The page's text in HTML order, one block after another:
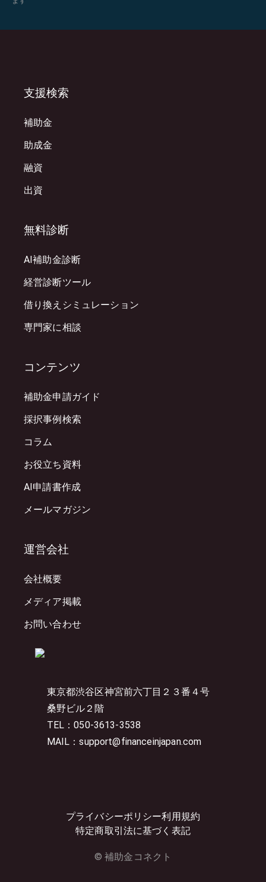
東京都渋谷区神宮前六丁目２３番４号
桑野ビル２階
TEL：050-3613-3538
MAIL：support@financeinjapan.com
プライバシーポリシー利用規約
特定商取引法に基づく表記
© 補助金コネクト
支援検索
補助金
助成金
融資
出資
無料診断
AI補助金診断
経営診断ツール
借り換えシミュレーション
専門家に相談
コンテンツ
補助金申請ガイド
採択事例検索
コラム
お役立ち資料
AI申請書作成
メールマガジン
運営会社
会社概要
メディア掲載
お問い合わせ